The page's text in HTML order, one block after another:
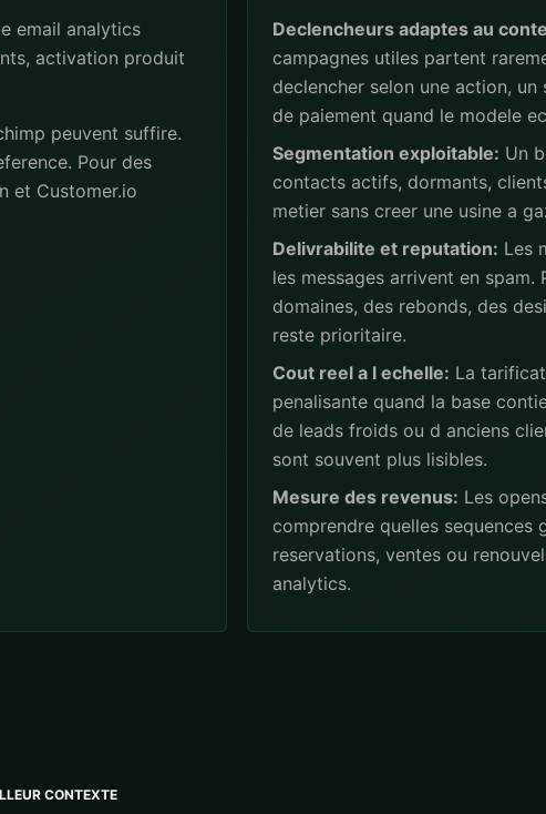
email analytics
activation produit
peuvent suffire.
Pour des
et Customer.io
Declencheurs adaptes au
campagnes utiles partent
declencher selon une action,
de paiement quand le modele
Segmentation exploitable: Un
contacts actifs, dormants,
metier sans creer une usine a
Delivrabilite et reputation: Les
les messages arrivent en
domaines, des rebonds, des
reste prioritaire.
Cout reel a l echelle: La
penalisante quand la base
de leads froids ou d anciens
sont souvent plus lisibles.
Mesure des revenus: Les
comprendre quelles sequences
reservations, ventes ou
analytics.
CONTEXTE